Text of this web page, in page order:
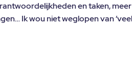
en taken,
Ik wou niet weglopen van